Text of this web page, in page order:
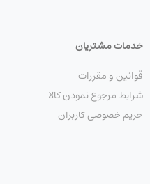
خدمات مشتریان
قوانین و مقررات
شرایط مرجوع نمودن کالا
حریم خصوصی کاربران